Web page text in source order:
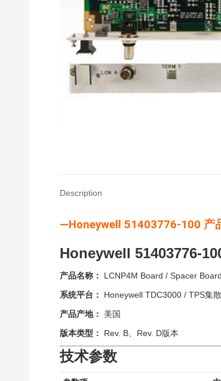
Description
—Honeywell 51403776-100 产
Honeywell 51403776-
产品名称：
LCNP4M Board / Spacer
系统平台：
Honeywell TDC3000 / TPS集
产品产地：
美国
版本类型：
Rev. B、Rev. D版本
技术参数